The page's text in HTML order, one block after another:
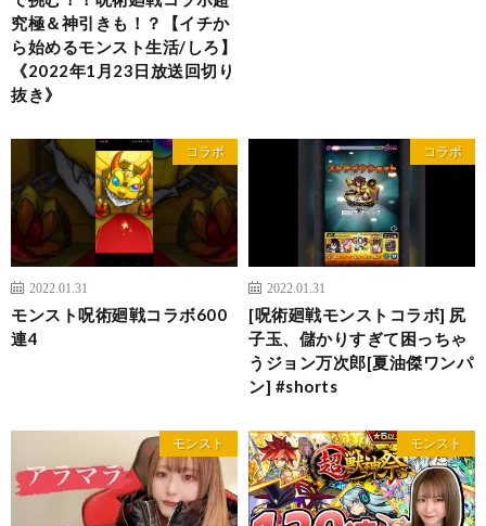
究極＆神引きも！？【イチか
ら始めるモンスト生活/しろ】
《2022年1月23日放送回切り
抜き》
コラボ
2022.01.31
モンスト呪術廻戦コラボ600
連4
コラボ
2022.01.31
[呪術廻戦モンストコラボ] 尻
子玉、儲かりすぎて困っちゃ
うジョン万次郎[夏油傑ワンパ
ン] #shorts
モンスト モンスト